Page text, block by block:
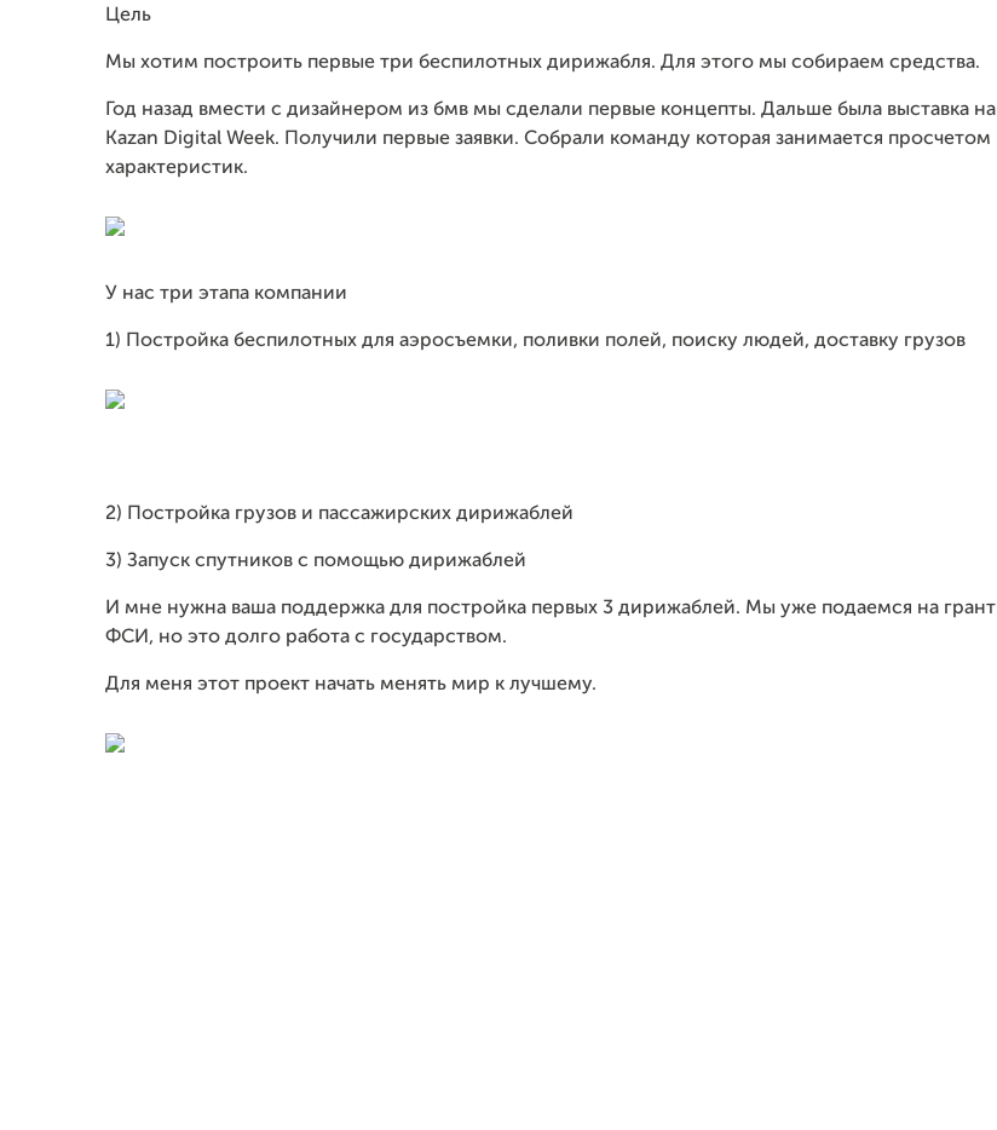
Цель
Мы хотим построить первые три беспилотных дирижабля. Для этого мы собираем средства.
Год назад вмести с дизайнером из бмв мы сделали первые концепты. Дальше была выставка на
Kazan Digital Week. Получили первые заявки. Собрали команду которая занимается просчетом
характеристик.
У нас три этапа компании
1) Постройка беспилотных для аэросъемки, поливки полей, поиску людей, доставку грузов
2) Постройка грузов и пассажирских дирижаблей
3) Запуск спутников с помощью дирижаблей
И мне нужна ваша поддержка для постройка первых 3 дирижаблей. Мы уже подаемся на грант
ФСИ, но это долго работа с государством.
Для меня этот проект начать менять мир к лучшему.